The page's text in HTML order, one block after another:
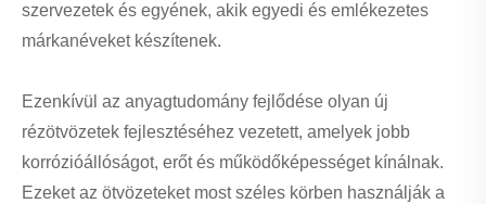
szervezetek és egyének, akik egyedi és emlékezetes
márkanéveket készítenek.
Ezenkívül az anyagtudomány fejlődése olyan új
rézötvözetek fejlesztéséhez vezetett, amelyek jobb
korrózióállóságot, erőt és működőképességet kínálnak.
Ezeket az ötvözeteket most széles körben használják a